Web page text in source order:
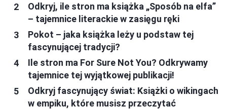
Odkryj, ile stron ma książka „Sposób na elfa”
– tajemnice literackie w zasięgu ręki
Pokot – jaka książka leży u podstaw tej
fascynującej tradycji?
Ile stron ma For Sure Not You? Odkrywamy
tajemnice tej wyjątkowej publikacji!
Odkryj fascynujący świat: Książki o wikingach
w empiku, które musisz przeczytać